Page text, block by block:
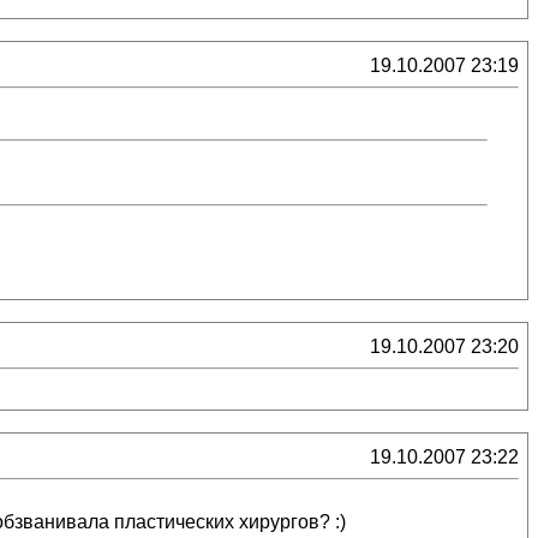
19.10.2007 23:19
19.10.2007 23:20
19.10.2007 23:22
пластических хирургов? :)